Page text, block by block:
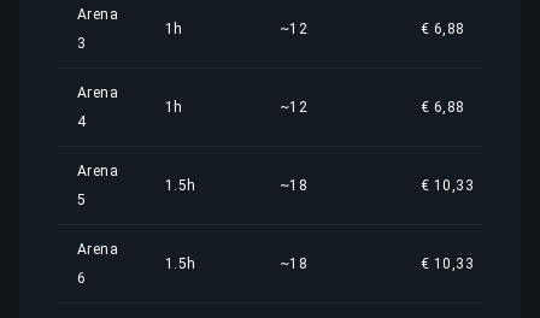
Arena
3
1h ~12 € 6,88
Arena
4
1h ~12 € 6,88
Arena
5
1.5h ~18 € 10,33
Arena
6
1.5h ~18 € 10,33